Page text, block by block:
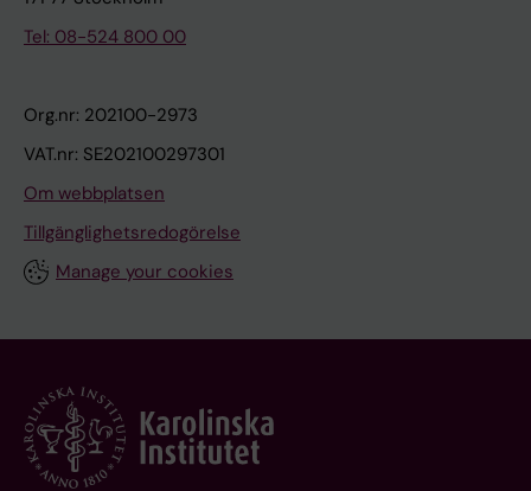
Tel: 08-524 800 00
Org.nr: 202100-2973
VAT.nr: SE202100297301
Om webbplatsen
Tillgänglighetsredogörelse
Manage your cookies